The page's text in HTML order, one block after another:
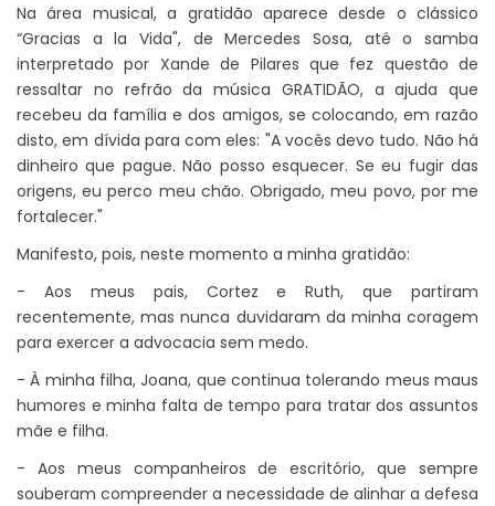
Na área musical, a gratidão aparece desde o clássico
“Gracias a la Vida", de Mercedes Sosa, até o samba
interpretado por Xande de Pilares que fez questão de
ressaltar no refrão da música GRATIDÃO, a ajuda que
recebeu da família e dos amigos, se colocando, em razão
disto, em dívida para com eles: "A vocês devo tudo. Não há
dinheiro que pague. Não posso esquecer. Se eu fugir das
origens, eu perco meu chão. Obrigado, meu povo, por me
fortalecer."
Manifesto, pois, neste momento a minha gratidão:
- Aos meus pais, Cortez e Ruth, que partiram
recentemente, mas nunca duvidaram da minha coragem
para exercer a advocacia sem medo.
- À minha filha, Joana, que continua tolerando meus maus
humores e minha falta de tempo para tratar dos assuntos
mãe e filha.
- Aos meus companheiros de escritório, que sempre
souberam compreender a necessidade de alinhar a defesa